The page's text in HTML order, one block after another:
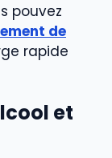
pouvez
de
rapide
et